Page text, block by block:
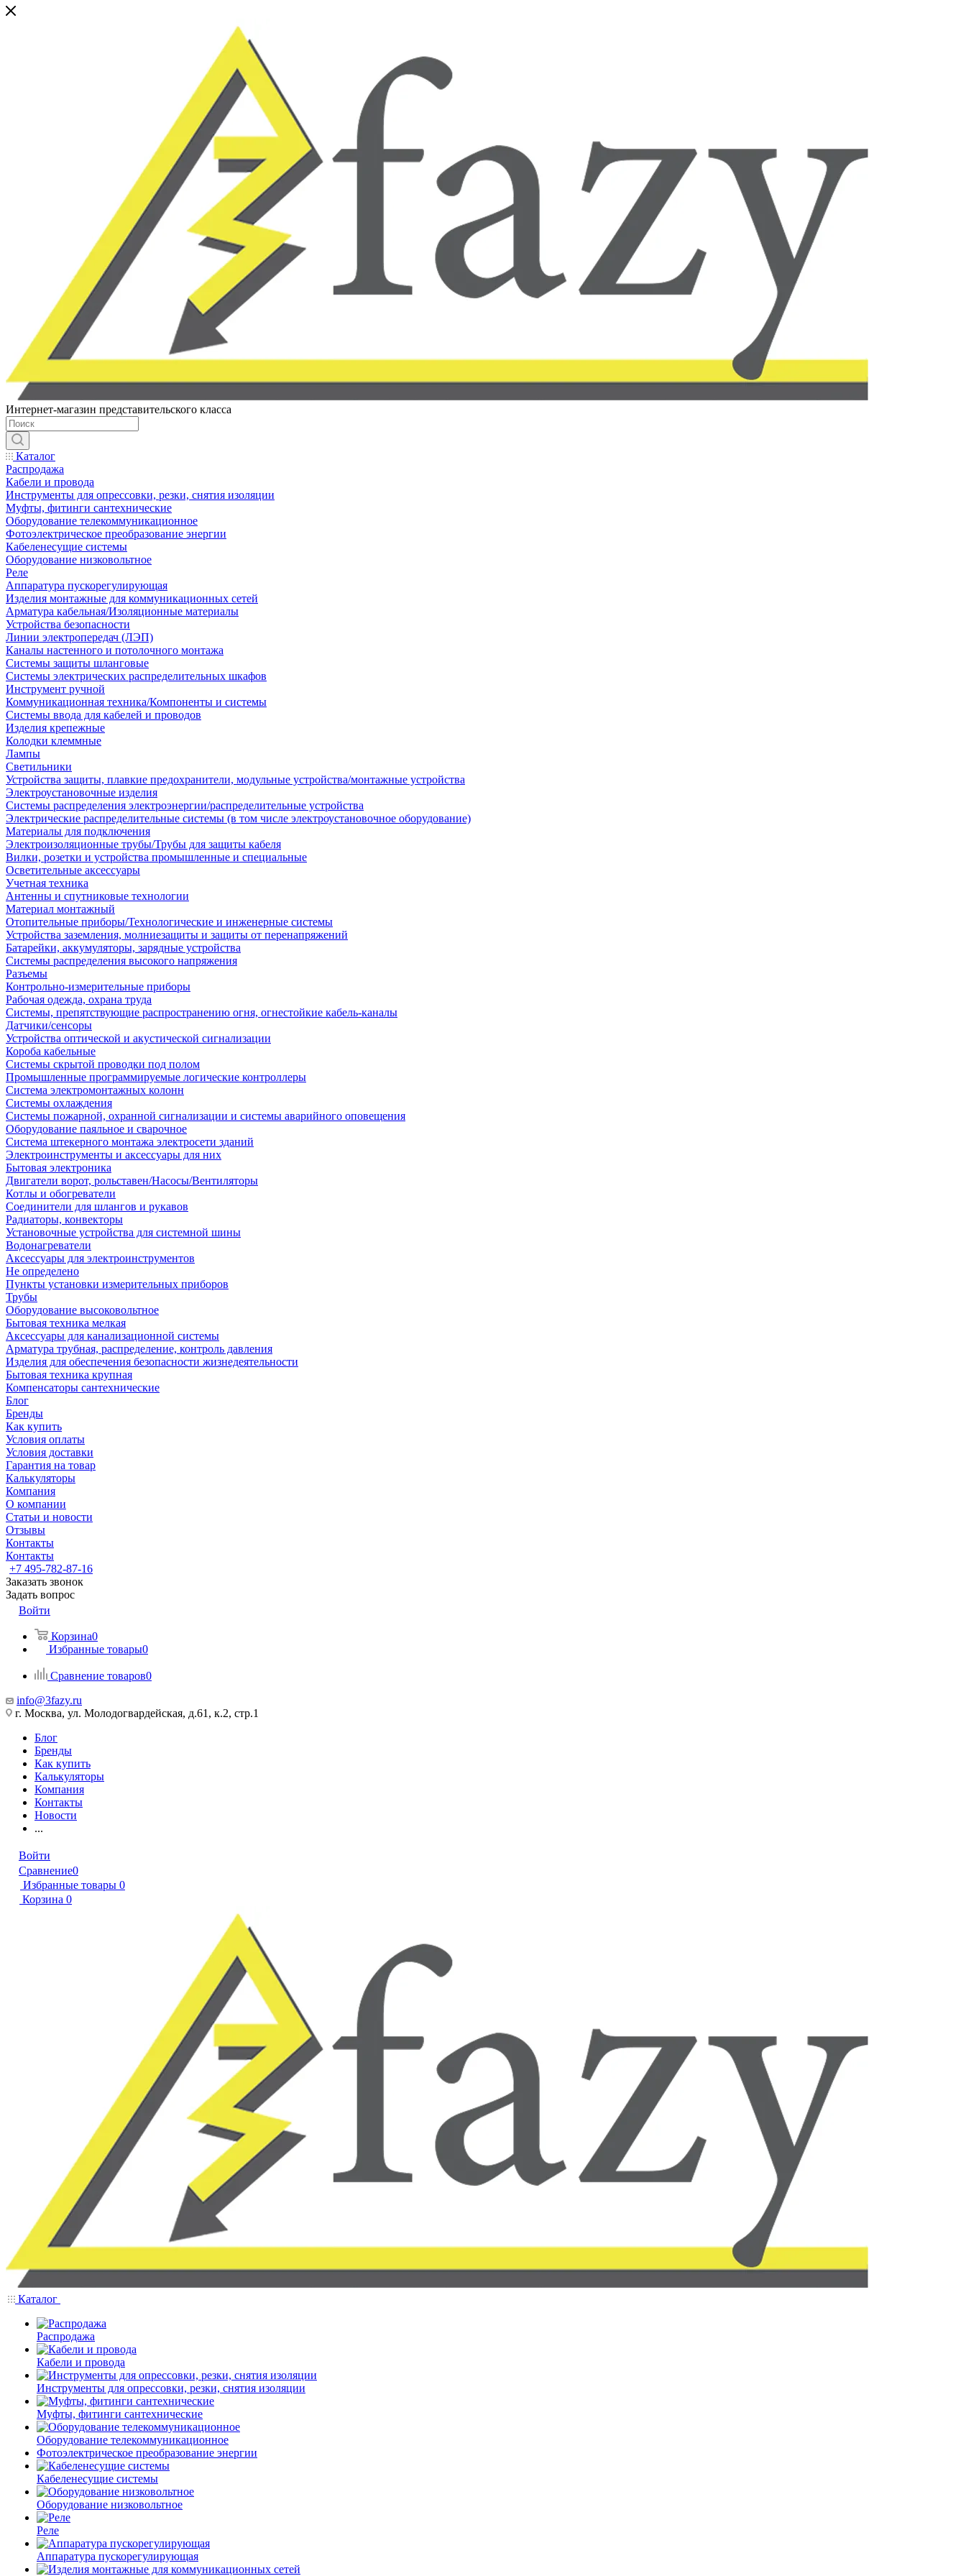
Интернет-магазин представительского класса
Каталог
Распродажа
Кабели и провода
Инструменты для опрессовки, резки, снятия изоляции
Муфты, фитинги сантехнические
Оборудование телекоммуникационное
Фотоэлектрическое преобразование энергии
Кабеленесущие системы
Оборудование низковольтное
Реле
Аппаратура пускорегулирующая
Изделия монтажные для коммуникационных сетей
Арматура кабельная/Изоляционные материалы
Устройства безопасности
Линии электропередач (ЛЭП)
Каналы настенного и потолочного монтажа
Системы защиты шланговые
Системы электрических распределительных шкафов
Инструмент ручной
Коммуникационная техника/Компоненты и системы
Системы ввода для кабелей и проводов
Изделия крепежные
Колодки клеммные
Лампы
Светильники
Устройства защиты, плавкие предохранители, модульные устройства/монтажные устройства
Электроустановочные изделия
Системы распределения электроэнергии/распределительные устройства
Электрические распределительные системы (в том числе электроустановочное оборудование)
Материалы для подключения
Электроизоляционные трубы/Трубы для защиты кабеля
Вилки, розетки и устройства промышленные и специальные
Осветительные аксессуары
Учетная техника
Антенны и спутниковые технологии
Материал монтажный
Отопительные приборы/Технологические и инженерные системы
Устройства заземления, молниезащиты и защиты от перенапряжений
Батарейки, аккумуляторы, зарядные устройства
Системы распределения высокого напряжения
Разъемы
Контрольно-измерительные приборы
Рабочая одежда, охрана труда
Системы, препятствующие распространению огня, огнестойкие кабель-каналы
Датчики/сенсоры
Устройства оптической и акустической сигнализации
Короба кабельные
Системы скрытой проводки под полом
Промышленные программируемые логические контроллеры
Система электромонтажных колонн
Системы охлаждения
Системы пожарной, охранной сигнализации и системы аварийного оповещения
Оборудование паяльное и сварочное
Система штекерного монтажа электросети зданий
Электроинструменты и аксессуары для них
Бытовая электроника
Двигатели ворот, рольставен/Насосы/Вентиляторы
Котлы и обогреватели
Соединители для шлангов и рукавов
Радиаторы, конвекторы
Установочные устройства для системной шины
Водонагреватели
Аксессуары для электроинструментов
Не определено
Пункты установки измерительных приборов
Трубы
Оборудование высоковольтное
Бытовая техника мелкая
Аксессуары для канализационной системы
Арматура трубная, распределение, контроль давления
Изделия для обеспечения безопасности жизнедеятельности
Бытовая техника крупная
Компенсаторы сантехнические
Блог
Бренды
Как купить
Условия оплаты
Условия доставки
Гарантия на товар
Калькуляторы
Компания
О компании
Статьи и новости
Отзывы
Контакты
Контакты
+7 495-782-87-16
Заказать звонок
Задать вопрос
Войти
Корзина0
Избранные товары0
Сравнение товаров0
info@3fazy.ru
г. Москва, ул. Молодогвардейская, д.61, к.2, стр.1
Блог
Бренды
Как купить
Калькуляторы
Компания
Контакты
Новости
...
Войти
Сравнение0
Избранные товары 0
Корзина 0
Каталог
Распродажа
Кабели и провода
Инструменты для опрессовки, резки, снятия изоляции
Муфты, фитинги сантехнические
Оборудование телекоммуникационное
Фотоэлектрическое преобразование энергии
Кабеленесущие системы
Оборудование низковольтное
Реле
Аппаратура пускорегулирующая